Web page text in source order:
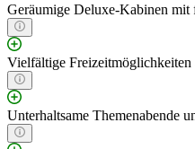
Geräumige Deluxe-Kabinen mit
Vielfältige Freizeitmöglichkeiten
Unterhaltsame Themenabende